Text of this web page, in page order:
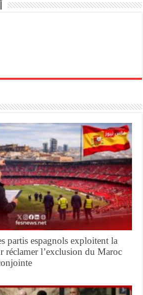
partis espagnols exploitent la
réclamer l’exclusion du Maroc